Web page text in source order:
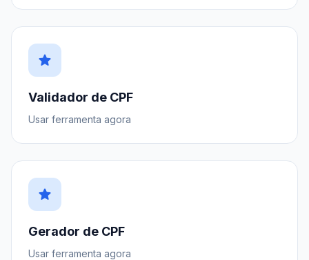
star
Validador de CPF
Usar ferramenta agora
star
Gerador de CPF
Usar ferramenta agora